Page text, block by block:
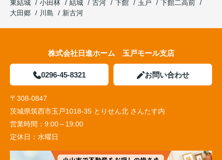
東結城
小田林 結城 古河 下館 玉戸
下館二高前
大田郷
川島 新古河
株式会社日進ホーム 玉戸モール支店
0296-45-8321 お問い合わせ
〒308-0847
茨城県筑西市玉戸1018-35 とりせん北 さんたす内
営業時間： 9:00～19:00
定休日： 水曜日